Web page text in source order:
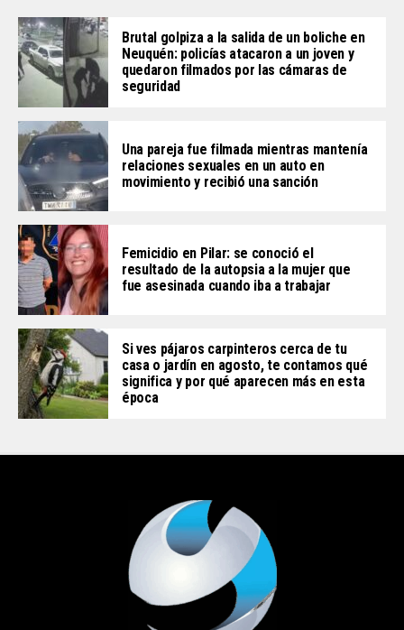
Brutal golpiza a la salida de un boliche en
Neuquén: policías atacaron a un joven y
quedaron filmados por las cámaras de
seguridad
Una pareja fue filmada mientras mantenía
relaciones sexuales en un auto en
movimiento y recibió una sanción
Femicidio en Pilar: se conoció el
resultado de la autopsia a la mujer que
fue asesinada cuando iba a trabajar
Si ves pájaros carpinteros cerca de tu
casa o jardín en agosto, te contamos qué
significa y por qué aparecen más en esta
época